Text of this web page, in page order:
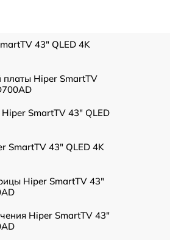
43" QLED 4K
платы Hiper SmartTV
SmartTV 43" QLED
SmartTV 43" QLED 4K
Hiper SmartTV 43"
Hiper SmartTV 43"